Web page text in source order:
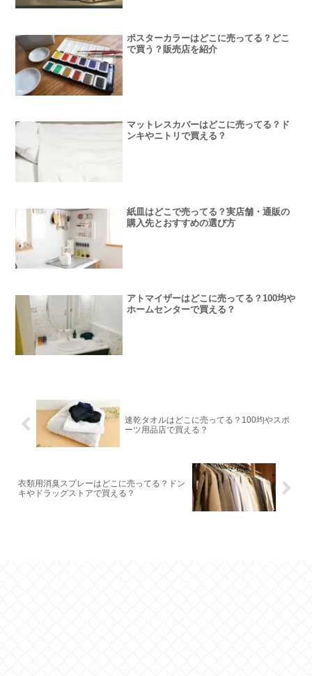
ポスターカラーはどこに売ってる？どこ
で買う？販売店を紹介
マットレスカバーはどこに売ってる？ド
ンキやニトリで買える？
紙皿はどこで売ってる？実店舗・通販の
購入先とおすすめの選び方
アトマイザーはどこに売ってる？100均や
ホームセンターで買える？
速乾タオルはどこに売ってる？100均やスポ
ーツ用品店で買える？
衣類用消臭スプレーはどこに売ってる？ドン
キやドラッグストアで買える？